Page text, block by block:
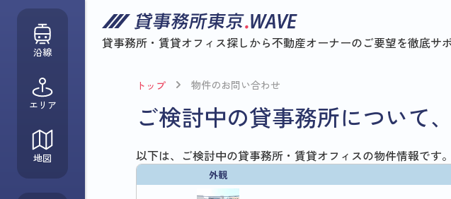
貸事務所・賃貸オフィス探しから不動産オーナーのご要望を徹底サ
沿線
エリア
地図
トップ 物件のお問い合わせ
ご検討中の貸事務所について
以下は、ご検討中の貸事務所・賃貸オフィスの物件情報です。
外観